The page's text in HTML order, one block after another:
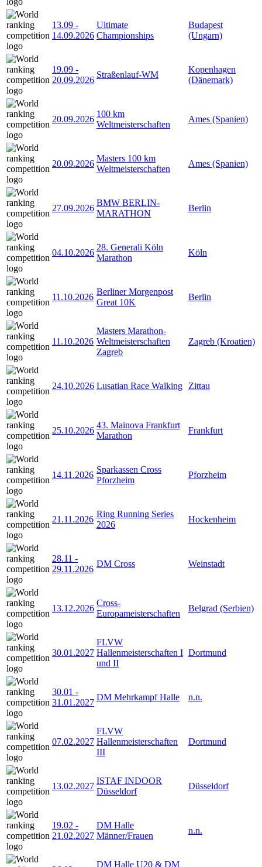
13.09 -
14.09.2026
Ultimate
Championships
Budapest
(Ungarn)
19.09 -
20.09.2026
Straßenlauf-WM
Kopenhagen
(Dänemark)
20.09.2026
100 km
Weltmeisterschaften
Ames (Spanien)
20.09.2026
Masters 100 km
Weltmeisterschaften
Ames (Spanien)
27.09.2026
BMW BERLIN-
MARATHON
Berlin
04.10.2026
28. Generali Köln
Marathon
Köln
11.10.2026
Berliner Morgenpost
Great 10K
Berlin
11.10.2026
Masters Marathon-
Weltmeisterschaften
Zagreb
Zagreb (Kroatien)
24.10.2026 Lusatian Race Walking Zittau
25.10.2026
43. Mainova Frankfurt
Marathon
Frankfurt
14.11.2026
Sparkassen Cross
Pforzheim
Pforzheim
21.11.2026
Ring Running Series
2026
Hockenheim
28.11 -
29.11.2026
DM Cross Weinstadt
13.12.2026
Cross-
Europameisterschaften
Belgrad (Serbien)
30.01.2027
FLVW
Hallenmeisterschaften I
und II
Dortmund
30.01 -
31.01.2027
DM Mehrkampf Halle n.n.
07.02.2027
FLVW
Hallenmeisterschaften
III
Dortmund
13.02.2027
ISTAF INDOOR
Düsseldorf
Düsseldorf
19.02 -
21.02.2027
DM Halle
Männer/Frauen
n.n.
DM Halle U20 & DM